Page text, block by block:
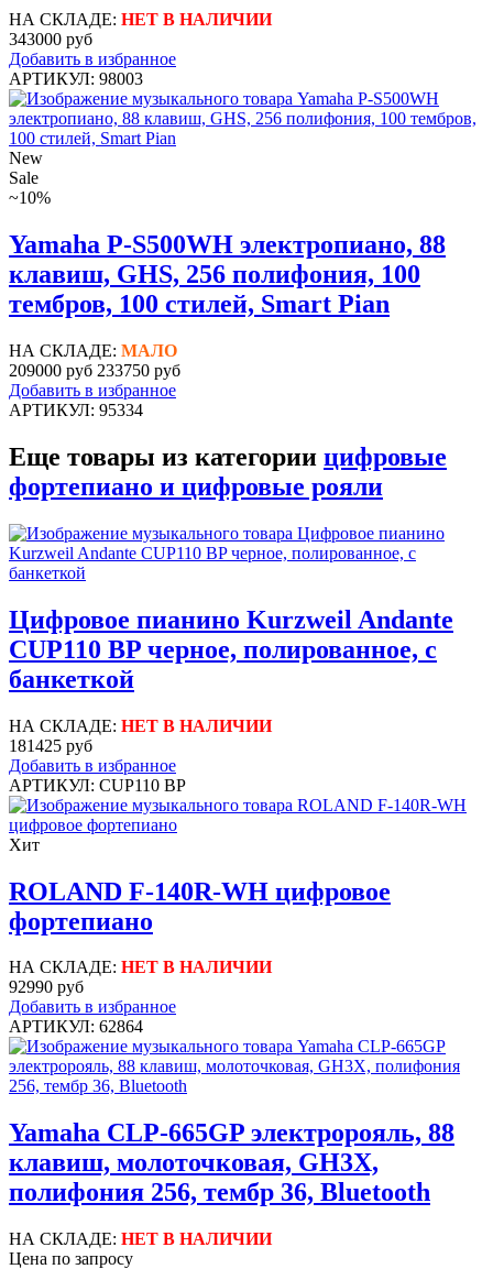
НА СКЛАДЕ: НЕТ В НАЛИЧИИ
343000 руб
Добавить в избранное
АРТИКУЛ: 98003
New
Sale
~10%
Yamaha P-S500WH электропиано, 88
клавиш, GHS, 256 полифония, 100
тембров, 100 стилей, Smart Pian
НА СКЛАДЕ: МАЛО
209000 руб 233750 руб
Добавить в избранное
АРТИКУЛ: 95334
Еще товары из категории цифровые
фортепиано и цифровые рояли
Цифровое пианино Kurzweil Andante
CUP110 BP черное, полированное, с
банкеткой
НА СКЛАДЕ: НЕТ В НАЛИЧИИ
181425 руб
Добавить в избранное
АРТИКУЛ: CUP110 BP
Хит
ROLAND F-140R-WH цифровое
фортепиано
НА СКЛАДЕ: НЕТ В НАЛИЧИИ
92990 руб
Добавить в избранное
АРТИКУЛ: 62864
Yamaha CLP-665GP электророяль, 88
клавиш, молоточковая, GH3X,
полифония 256, тембр 36, Bluetooth
НА СКЛАДЕ: НЕТ В НАЛИЧИИ
Цена по запросу